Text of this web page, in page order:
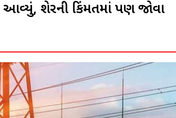
આવ્યું, શેરની કિંમતમાં પણ જોવા